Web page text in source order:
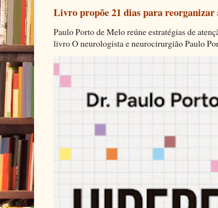
Livro propõe 21 dias para
Paulo Porto de Melo reúne estratégias de
livro O neurologista e neurocirurgião Paulo